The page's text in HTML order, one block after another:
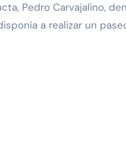
a realizar un